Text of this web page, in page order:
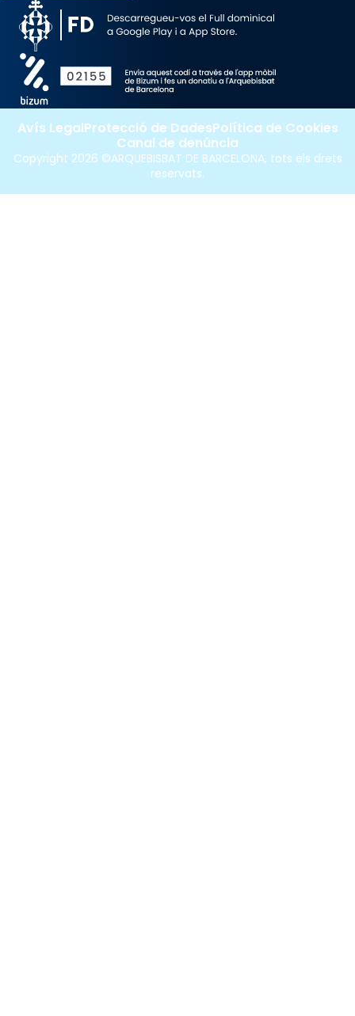
Copyright 2026 ©ARQUEBISBAT DE BARCELONA, tots els drets
reservats.
Avís LegalProtecció de DadesPolítica de Cookies
Canal de denúncia